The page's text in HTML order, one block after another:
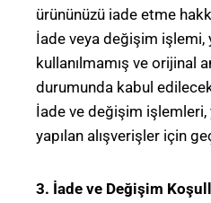
ürününüzü iade etme
İade veya değişim işlemi,
kullanılmamış ve orijinal
durumunda kabul
İade ve değişim işlemleri,
yapılan alışverişler için
3. İade ve Değişim